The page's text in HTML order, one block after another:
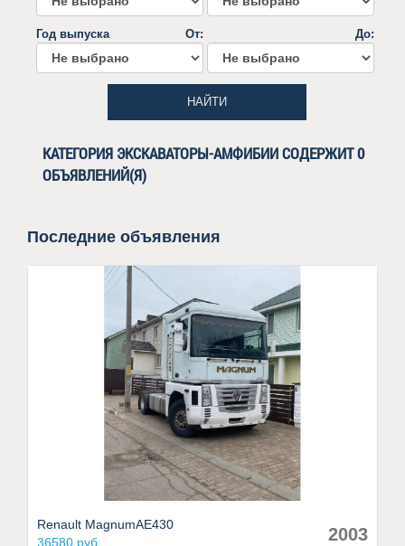
Год выпуска От: До:
НАЙТИ
КАТЕГОРИЯ ЭКСКАВАТОРЫ-АМФИБИИ СОДЕРЖИТ 0
ОБЪЯВЛЕНИЙ(Я)
Последние объявления
Renault MagnumAE430
36580 руб
2003